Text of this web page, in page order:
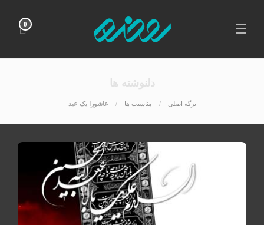
0
دلنوشته ها
برگه اصلی مناسبت ها عاشورا یک عید